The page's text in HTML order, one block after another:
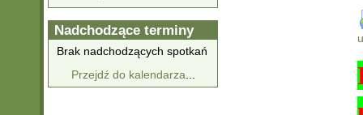
Nadchodzące terminy
Brak nadchodzących spotkań
Przejdź do kalendarza...